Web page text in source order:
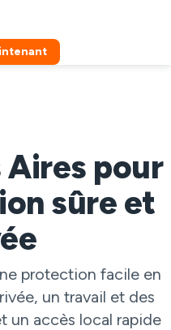
Aires pour
sûre et
protection facile en
un travail et des
un accès local rapide